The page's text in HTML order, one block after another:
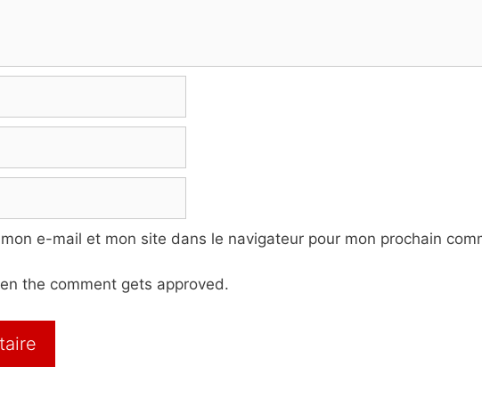
e-mail et mon site dans le navigateur pour mon prochain
the comment gets approved.